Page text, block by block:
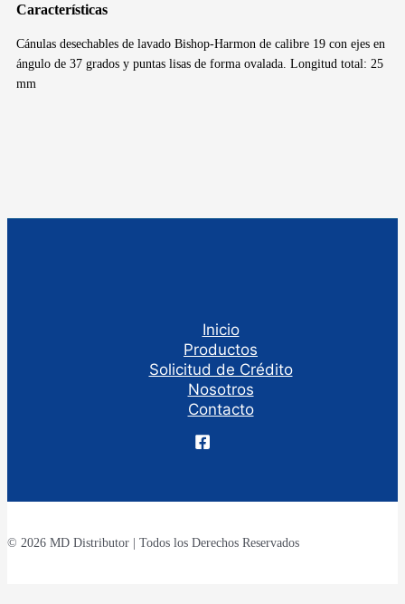
Características
Cánulas desechables de lavado Bishop-Harmon de calibre 19 con ejes en
ángulo de 37 grados y puntas lisas de forma ovalada. Longitud total: 25
mm
Inicio
Productos
Solicitud de Crédito
Nosotros
Contacto
© 2026 MD Distributor | Todos los Derechos Reservados